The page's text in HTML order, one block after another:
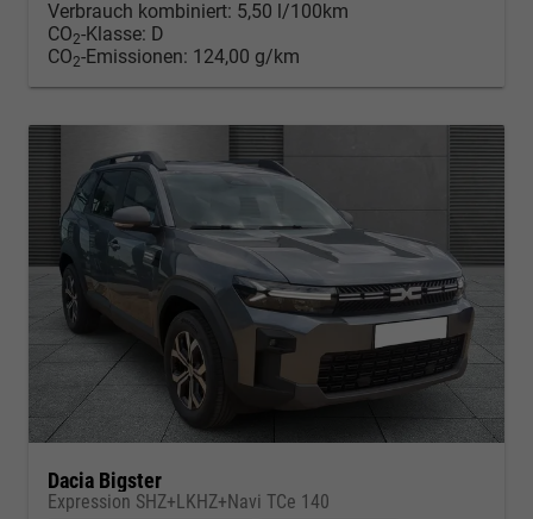
Verbrauch kombiniert: 5,50 l/100km
CO2-Klasse: D
CO2-Emissionen: 124,00 g/km
Dacia Bigster
Expression SHZ+LKHZ+Navi TCe 140